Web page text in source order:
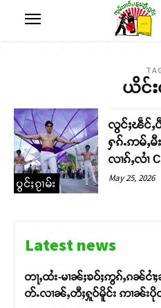
ယိင်း
ပွင်ႈၵႂၢမ်း
လွင်ႈၽဵင်ႇ
ႁၵ်ႉဢမ်ႇ
လၢၵ်ႇလၢႆ
May 25, 2026
Latest news
တႃႇထႆး-မၢၼ်ႈၶဝ်ႈဢွၵ်ႇၵၼ်င
တ်ႉလၢၼ်ႇတီႈႁူဝ်မိူင်း ဢၢၼ်းပို